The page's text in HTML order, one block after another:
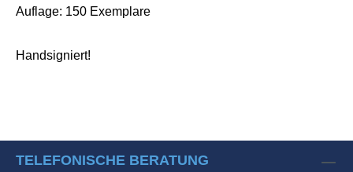
Auflage: 150 Exemplare
Handsigniert!
TELEFONISCHE BERATUNG